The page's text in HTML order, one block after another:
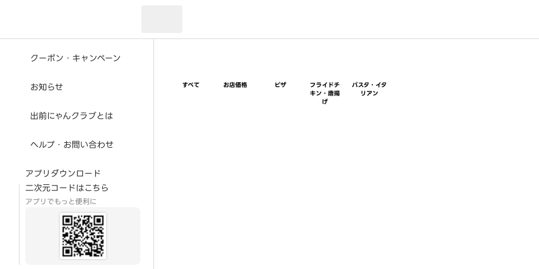
クーポン・キャンペーン
お知らせ
出前にゃんクラブとは
ヘルプ・お問い合わせ
アプリダウンロード
二次元コードはこちら
アプリでもっと便利に
すべて お店価格 ピザ
フライドチ
キン・唐揚
げ
パスタ・イタ
リアン